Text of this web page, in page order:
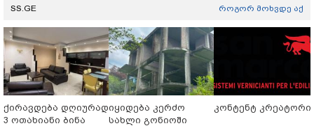
SS.GE როგორ მოხვდე აქ
ქირავდება დღიურად
3 ოთახიანი ბინა
იყიდება კერძო
სახლი გონიოში
კონტენტ კრეატორი